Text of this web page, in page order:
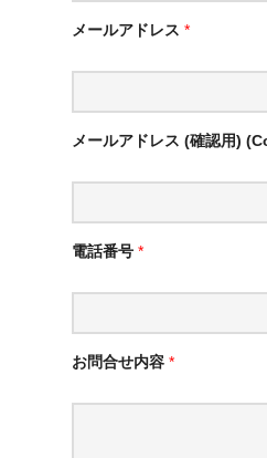
メールアドレス *
メールアドレス (確認用)
電話番号 *
お問合せ内容 *